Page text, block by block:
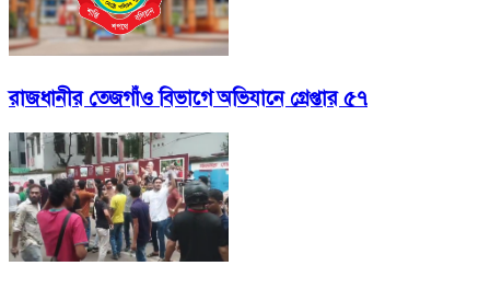
রাজধানীর তেজগাঁও বিভাগে অভিযানে গ্রেপ্তার ৫৭